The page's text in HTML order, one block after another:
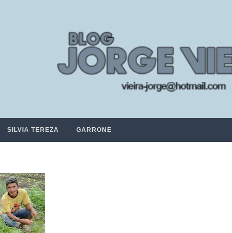
SILVIA TEREZA GARRONE